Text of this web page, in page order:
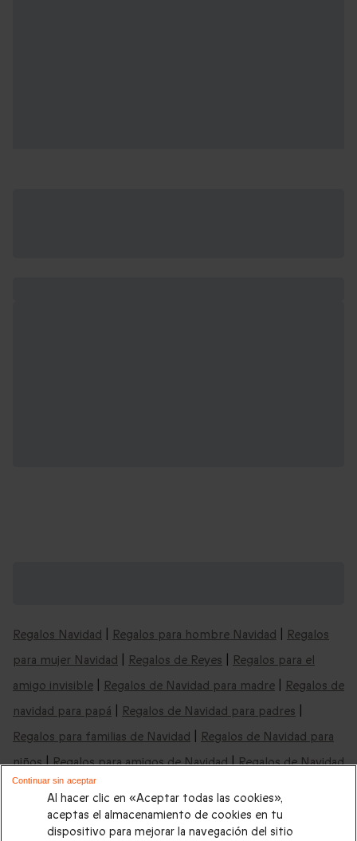
Regalos Navidad Regalos para hombre Navidad
Regalos
para mujer Navidad
Regalos de Reyes
Regalos para el
amigo invisible
Regalos de Navidad para madre
Regalos de
navidad para papá
Regalos de Navidad para padres
Regalos para familias de Navidad
Regalos de Navidad para
niños|Regalos para amigos de Navidad|Regalos de Navidad
baratos| Regalos de Navidad última hora
para hombre|Regalos de Reyes para mujer|Regalos de
Al hacer clic en «Aceptar todas las cookies»,
aceptas el almacenamiento de cookies en tu
dispositivo para mejorar la navegación del sitio
Continuar sin aceptar